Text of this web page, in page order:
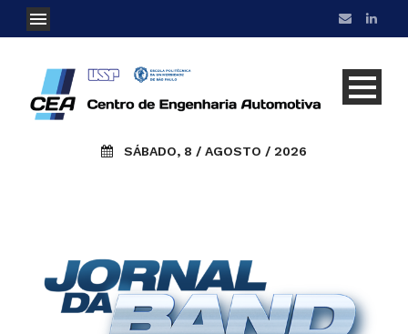
SÁBADO, 8 / AGOSTO / 2026